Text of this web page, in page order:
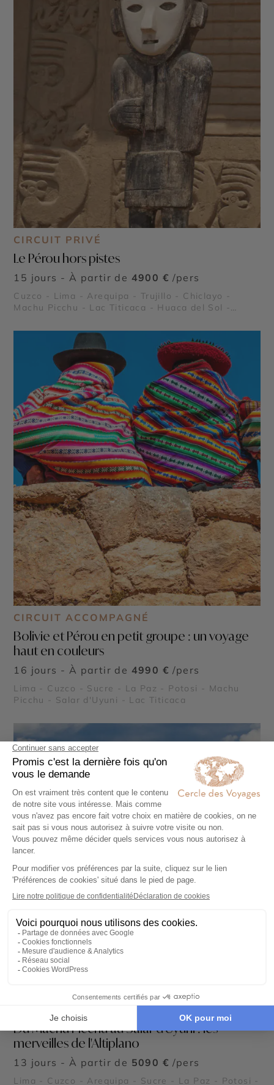
CIRCUIT PRIVÉ
Le Pérou hors pistes
15 jours - À partir de 4900 € /pers
Cuzco - Lima - Arequipa - Trujillo - Chiclayo -
Machu Picchu - Lac Titicaca - Huaca del Sol -
Ollantaytambo - Sacsayhuaman - Túcume
CIRCUIT ACCOMPAGNÉ
Bolivie et Pérou en petit groupe : un voyage
haut en couleurs
16 jours - À partir de 4990 € /pers
Lima - Cuzco - Sucre - La Paz - Potosi - Machu
Picchu - Salar d'Uyuni - Lac Titicaca
Du Machu Picchu au Salar d'Uyuni : les
merveilles de l'Altiplano
13 jours - À partir de 5090 € /pers
Lima - Cuzco - Arequipa - Sucre - La Paz - Potosi -